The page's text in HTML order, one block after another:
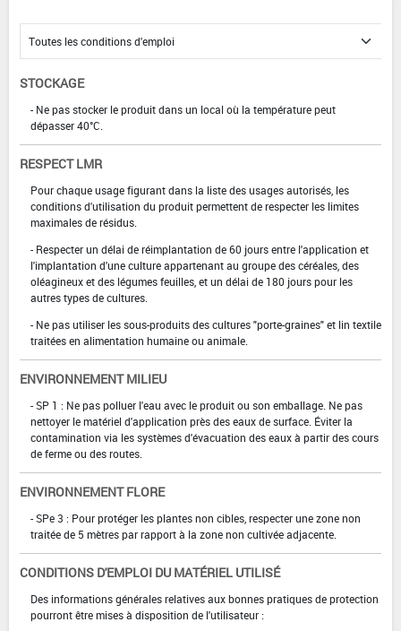
STOCKAGE
- Ne pas stocker le produit dans un local où la température peut
dépasser 40°C.
RESPECT LMR
Pour chaque usage figurant dans la liste des usages autorisés, les
conditions d'utilisation du produit permettent de respecter les limites
maximales de résidus.
- Respecter un délai de réimplantation de 60 jours entre l'application et
l'implantation d'une culture appartenant au groupe des céréales, des
oléagineux et des légumes feuilles, et un délai de 180 jours pour les
autres types de cultures.
- Ne pas utiliser les sous-produits des cultures "porte-graines" et lin textile
traitées en alimentation humaine ou animale.
ENVIRONNEMENT MILIEU
- SP 1 : Ne pas polluer l'eau avec le produit ou son emballage. Ne pas
nettoyer le matériel d'application près des eaux de surface. Éviter la
contamination via les systèmes d'évacuation des eaux à partir des cours
de ferme ou des routes.
ENVIRONNEMENT FLORE
- SPe 3 : Pour protéger les plantes non cibles, respecter une zone non
traitée de 5 mètres par rapport à la zone non cultivée adjacente.
CONDITIONS D'EMPLOI DU MATÉRIEL UTILISÉ
Des informations générales relatives aux bonnes pratiques de protection
pourront être mises à disposition de l'utilisateur :